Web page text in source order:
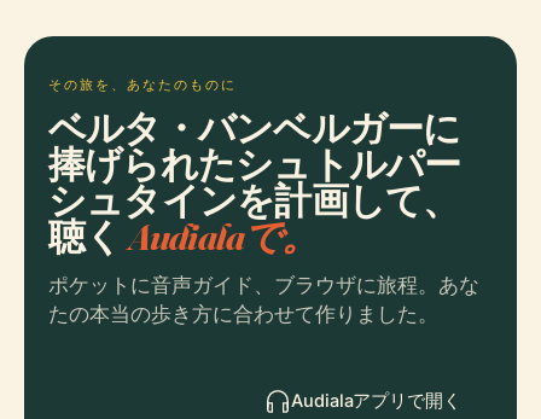
その旅を、あなたのものに
ベルタ・バンベルガーに
捧げられたシュトルパー
シュタインを計画して、
聴くAudialaで。
ポケットに音声ガイド、ブラウザに旅程。あな
たの本当の歩き方に合わせて作りました。
Audialaアプリで開く